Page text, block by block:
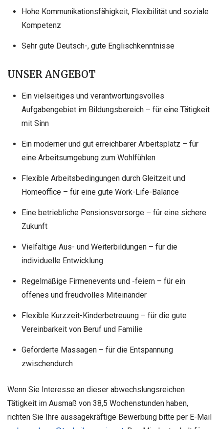
Hohe Kommunikationsfähigkeit, Flexibilität und soziale
Kompetenz
Sehr gute Deutsch-, gute Englischkenntnisse
UNSER ANGEBOT
Ein vielseitiges und verantwortungsvolles
Aufgabengebiet im Bildungsbereich – für eine Tätigkeit
mit Sinn
Ein moderner und gut erreichbarer Arbeitsplatz – für
eine Arbeitsumgebung zum Wohlfühlen
Flexible Arbeitsbedingungen durch Gleitzeit und
Homeoffice – für eine gute Work-Life-Balance
Eine betriebliche Pensionsvorsorge – für eine sichere
Zukunft
Vielfältige Aus- und Weiterbildungen – für die
individuelle Entwicklung
Regelmäßige Firmenevents und -feiern – für ein
offenes und freudvolles Miteinander
Flexible Kurzzeit-Kinderbetreuung – für die gute
Vereinbarkeit von Beruf und Familie
Geförderte Massagen – für die Entspannung
zwischendurch
Wenn Sie Interesse an dieser abwechslungsreichen
Tätigkeit im Ausmaß von 38,5 Wochenstunden haben,
richten Sie Ihre aussagekräftige Bewerbung bitte per E-Mail